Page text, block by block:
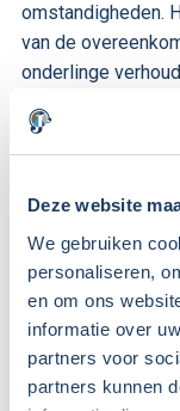
Deze website
We gebruiken
personaliseren,
en om ons
informatie over
partners voor
partners kunnen
omstandigheden.
van de
onderlinge
een grote partij
Contact
Neem gerust
jurist
advisering daarin.
via
035-2057340.
Leave a Reply